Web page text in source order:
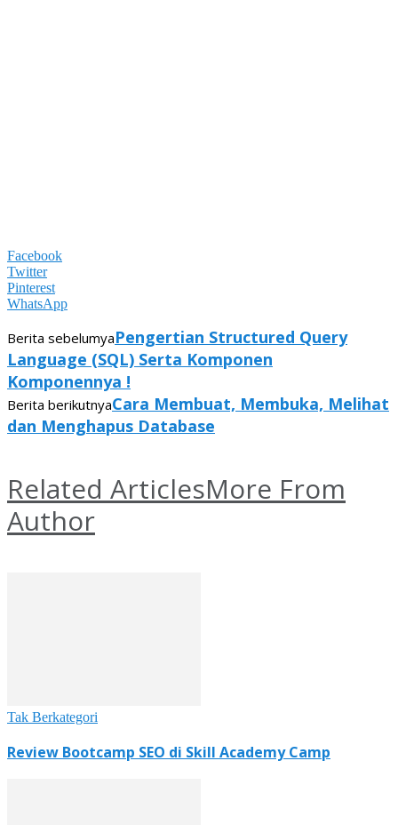
Facebook
Twitter
Pinterest
WhatsApp
Berita sebelumyaPengertian Structured Query
Language (SQL) Serta Komponen
Komponennya !
Berita berikutnyaCara Membuat, Membuka, Melihat
dan Menghapus Database
Related ArticlesMore From
Author
Tak Berkategori
Review Bootcamp SEO di Skill Academy Camp